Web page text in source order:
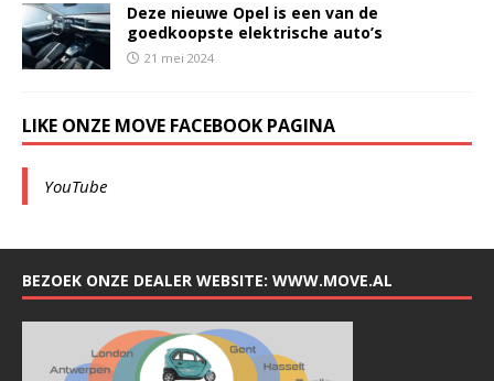
Deze nieuwe Opel is een van de
goedkoopste elektrische auto’s
21 mei 2024
LIKE ONZE MOVE FACEBOOK PAGINA
YouTube
BEZOEK ONZE DEALER WEBSITE: WWW.MOVE.AL